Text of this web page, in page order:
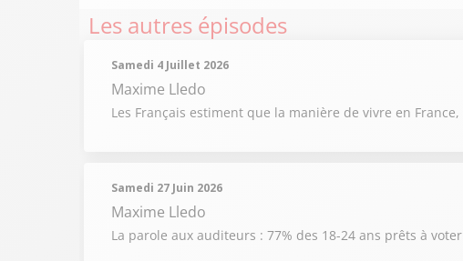
Les autres épisodes
Samedi 4 Juillet 2026
Maxime Lledo
Les Français estiment que la manière de vivre en
Samedi 27 Juin 2026
Maxime Lledo
La parole aux auditeurs : 77% des 18-24 ans prêts à